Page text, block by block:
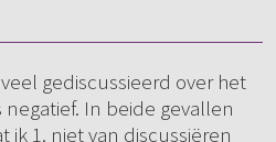
gediscussieerd over het
In beide gevallen
ik 1. niet van discussiëren